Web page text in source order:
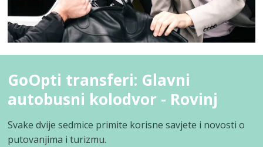
GoOpti transferi: Glavni
autobusni kolodvor - Rovinj
Svake dvije sedmice primite korisne savjete i novosti o
putovanjima i turizmu.